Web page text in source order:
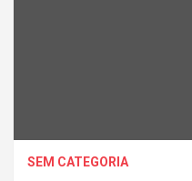
SEM CATEGORIA